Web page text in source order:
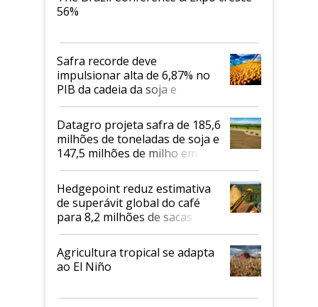
56%
Safra recorde deve
impulsionar alta de 6,87% no
PIB da cadeia da soja e
biodiesel em 2026
Datagro projeta safra de 185,6
milhões de toneladas de soja e
147,5 milhões de milho em
2026/27
Hedgepoint reduz estimativa
de superávit global do café
para 8,2 milhões de sacas
Agricultura tropical se adapta
ao El Niño